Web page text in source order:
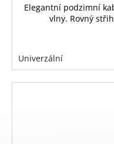
Elegantní podzimní
vlny. Rovný
Univerzální